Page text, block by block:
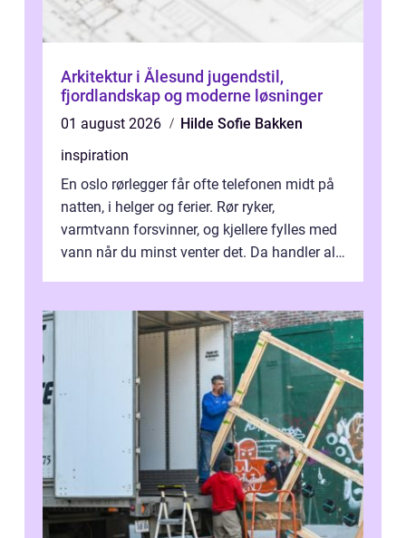
Arkitektur i Ålesund jugendstil,
fjordlandskap og moderne løsninger
01 august 2026
Hilde Sofie Bakken
inspiration
En oslo rørlegger får ofte telefonen midt på
natten, i helger og ferier. Rør ryker,
varmtvann forsvinner, og kjellere fylles med
vann når du minst venter det. Da handler alt